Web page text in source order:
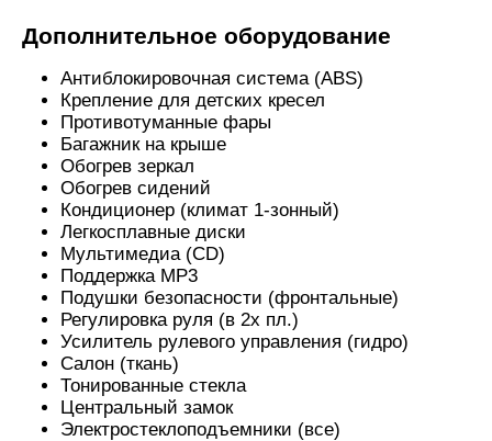
Дополнительное оборудование
Антиблокировочная система (ABS)
Крепление для детских кресел
Противотуманные фары
Багажник на крыше
Обогрев зеркал
Обогрев сидений
Кондиционер (климат 1-зонный)
Легкосплавные диски
Мультимедиа (CD)
Поддержка MP3
Подушки безопасности (фронтальные)
Регулировка руля (в 2х пл.)
Усилитель рулевого управления (гидро)
Салон (ткань)
Тонированные стекла
Центральный замок
Электростеклоподъемники (все)